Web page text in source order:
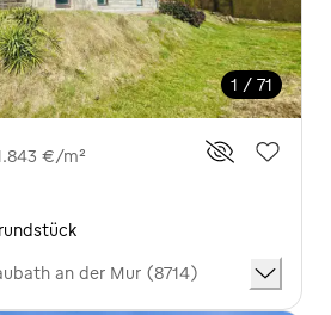
1 / 71
€/m²
an der Mur (8714)